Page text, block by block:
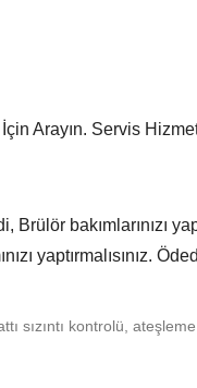
Arayın. Servis
Brülör bakımlarınızı
yaptırmalısınız.
sızıntı kontrolü,